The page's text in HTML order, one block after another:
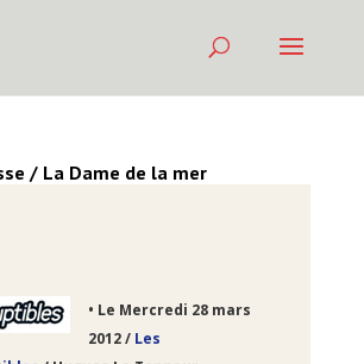
/ La Dame de la mer
• Le Mercredi 28 mars
2012 / Les